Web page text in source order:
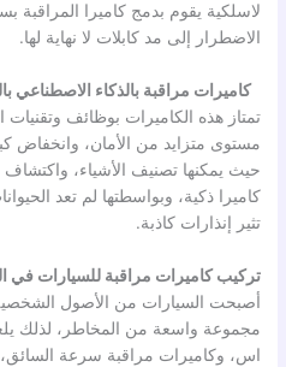
لاسلكية يقوم بدمج كاميرا
الاضطرار إلى مد كابلات لا نهاية لها.
كاميرات مراقبة بالذكاء الاصطناعي
تمتاز هذه الكاميرات بوظائف وتقنيات
مستوى متزايد من الأمان، وانخفاض
حيث يمكنها تصنيف الأشياء، واكتشاف
كاميرا ذكية، وبواسطتها لم تعد
تثير إنذارات كاذبة.
تركيب كاميرات مراقبة للسيارات في
أصبحت السيارات من الأصول
مجموعة واسعة من المخاطر، لذلك
اس، وكاميرات مراقبة سرعة السائق،